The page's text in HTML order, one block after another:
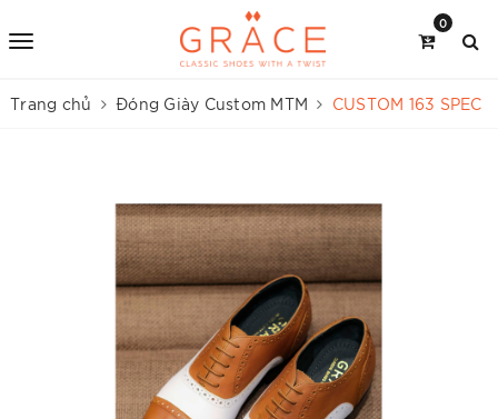
0
Trang chủ Đóng Giày Custom MTM CUSTOM 163 SPEC